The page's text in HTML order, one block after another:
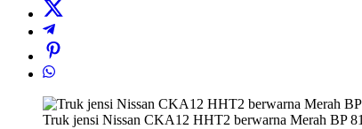
Truk jensi Nissan CKA12 HHT2 berwarna Merah BP